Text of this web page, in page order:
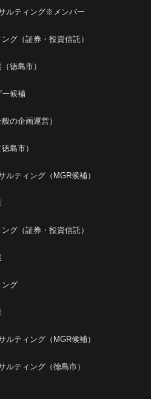
サルティング※メンバー
グ（証券・投資信託）
徳島市）
ー候補
の企画運営）
島市）
ルティング（MGR候補）
グ（証券・投資信託）
ング
ルティング（MGR候補）
ルティング（徳島市）